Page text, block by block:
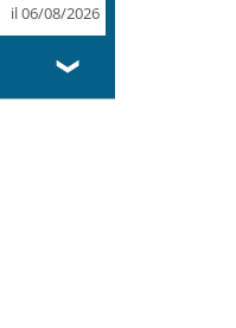
il 06/08/2026
❯